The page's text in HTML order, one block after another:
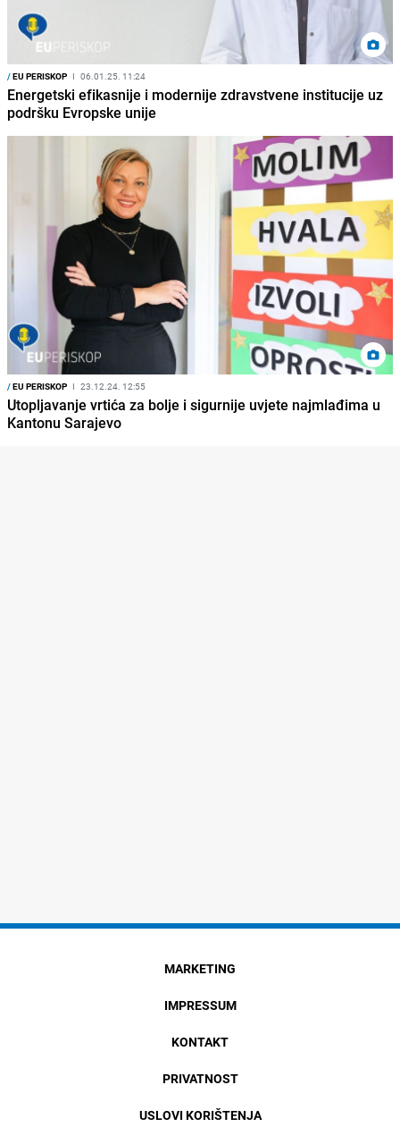
/EU PERISKOP I 06.01.25. 11:24
Energetski efikasnije i modernije zdravstvene institucije uz
podršku Evropske unije
/EU PERISKOP I 23.12.24. 12:55
Utopljavanje vrtića za bolje i sigurnije uvjete najmlađima u
Kantonu Sarajevo
MARKETING
IMPRESSUM
KONTAKT
PRIVATNOST
USLOVI KORIŠTENJA